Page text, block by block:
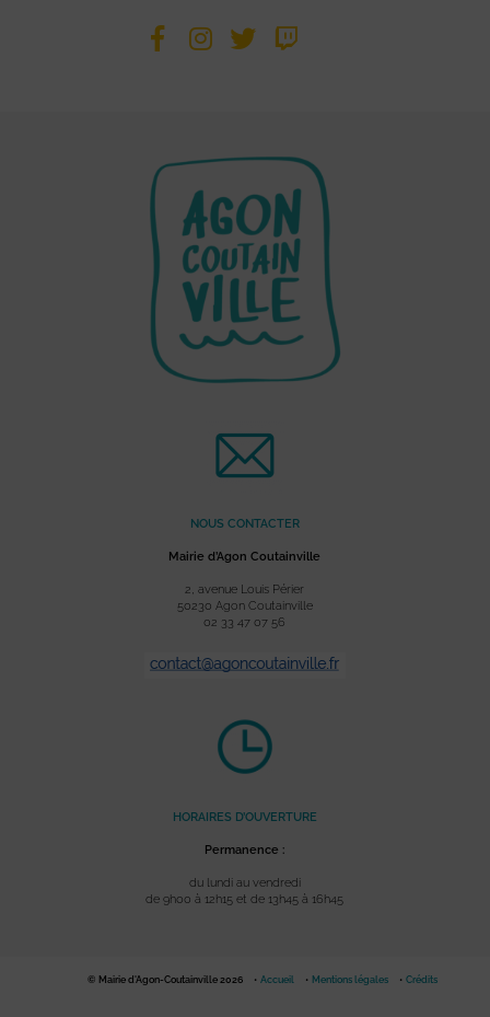
NOUS CONTACTER
Mairie d’Agon Coutainville
2, avenue Louis Périer
50230 Agon Coutainville
02 33 47 07 56
HORAIRES D’OUVERTURE
Permanence :
du lundi au vendredi
de 9h00 à 12h15 et de 13h45 à 16h45
© Mairie d'Agon-Coutainville 2026 Accueil Mentions légales Crédits